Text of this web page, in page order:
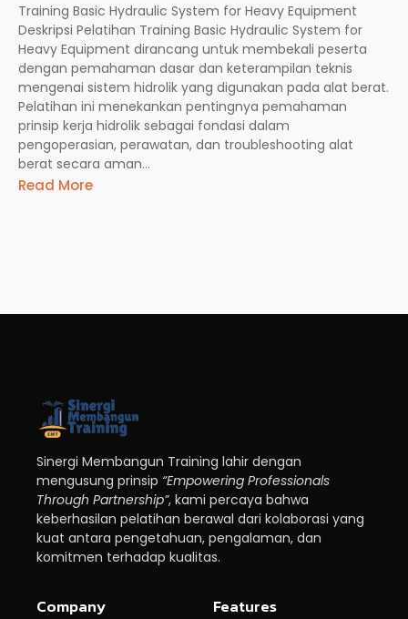
Training Basic Hydraulic System for Heavy Equipment
Deskripsi Pelatihan Training Basic Hydraulic System for
Heavy Equipment dirancang untuk membekali peserta
dengan pemahaman dasar dan keterampilan teknis
mengenai sistem hidrolik yang digunakan pada alat berat.
Pelatihan ini menekankan pentingnya pemahaman
prinsip kerja hidrolik sebagai fondasi dalam
pengoperasian, perawatan, dan troubleshooting alat
berat secara aman...
Read More
Sinergi Membangun Training lahir dengan
mengusung prinsip “Empowering Professionals
Through Partnership”, kami percaya bahwa
keberhasilan pelatihan berawal dari kolaborasi yang
kuat antara pengetahuan, pengalaman, dan
komitmen terhadap kualitas.
Company Features